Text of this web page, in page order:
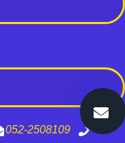
052-2508109